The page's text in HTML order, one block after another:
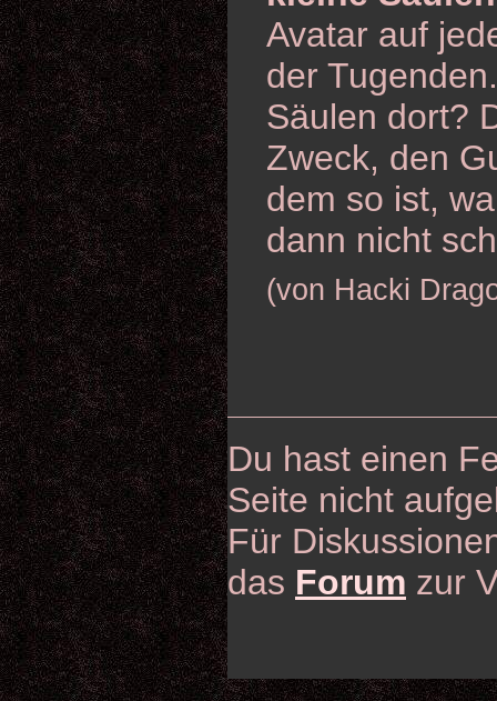
Avatar auf
der
Säulen dort?
Zweck, den
dem so ist,
dann nicht
(von Hacki
Du hast einen
Seite nicht
Für
das Forum zur